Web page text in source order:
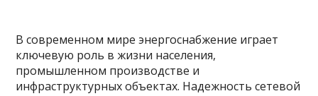
В современном мире энергоснабжение играет
ключевую роль в жизни населения,
промышленном производстве и
инфраструктурных объектах. Надежность сетевой